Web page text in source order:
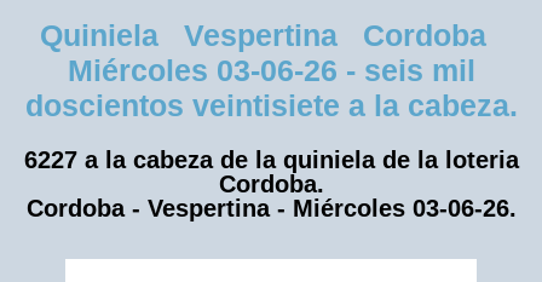
Quiniela Vespertina Cordoba
Miércoles 03-06-26 - seis mil
doscientos veintisiete a la cabeza.
6227 a la cabeza de la quiniela de la loteria
Cordoba.
Cordoba - Vespertina - Miércoles 03-06-26.